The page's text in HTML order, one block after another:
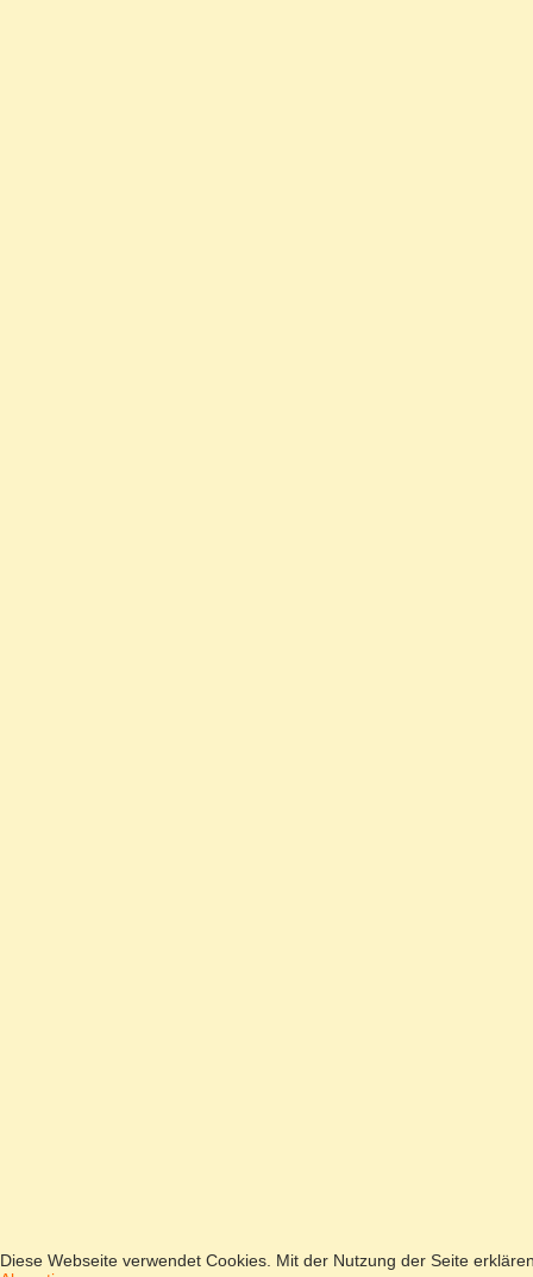
Diese Webseite verwendet Cookies. Mit der Nutzung der Seite